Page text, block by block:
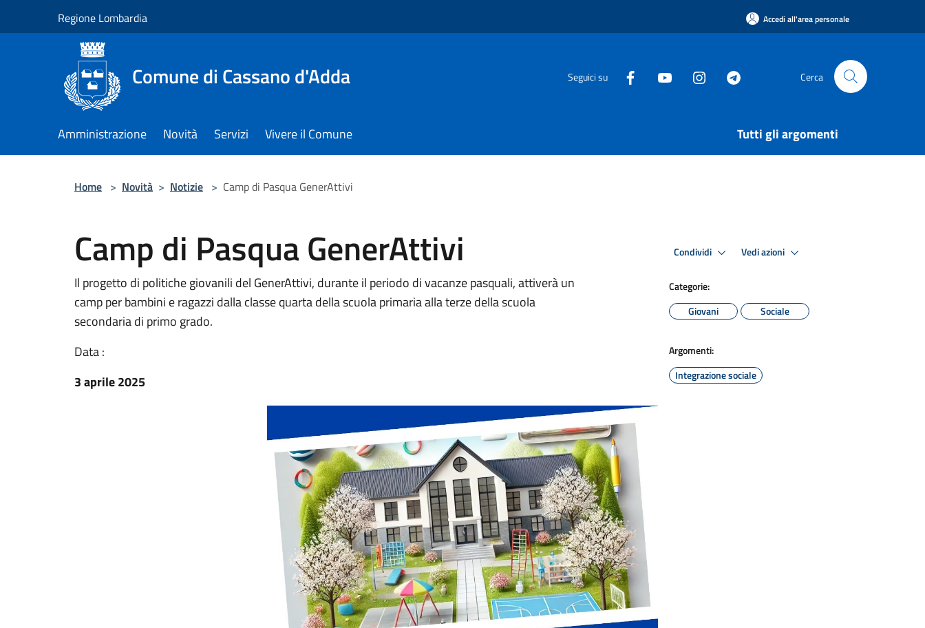
Regione Lombardia Accedi all'area personale
Comune di Cassano d'Adda Seguici su Cerca
Amministrazione Novità Servizi Vivere il Comune Tutti gli argomenti
Home > Novità > Notizie > Camp di Pasqua GenerAttivi
Camp di Pasqua GenerAttivi
Il progetto di politiche giovanili del GenerAttivi, durante il periodo di vacanze pasquali, attiverà un
camp per bambini e ragazzi dalla classe quarta della scuola primaria alla terze della scuola
secondaria di primo grado.
Data :
3 aprile 2025
Condividi Vedi azioni
Categorie:
Giovani
Sociale
Argomenti:
Integrazione sociale